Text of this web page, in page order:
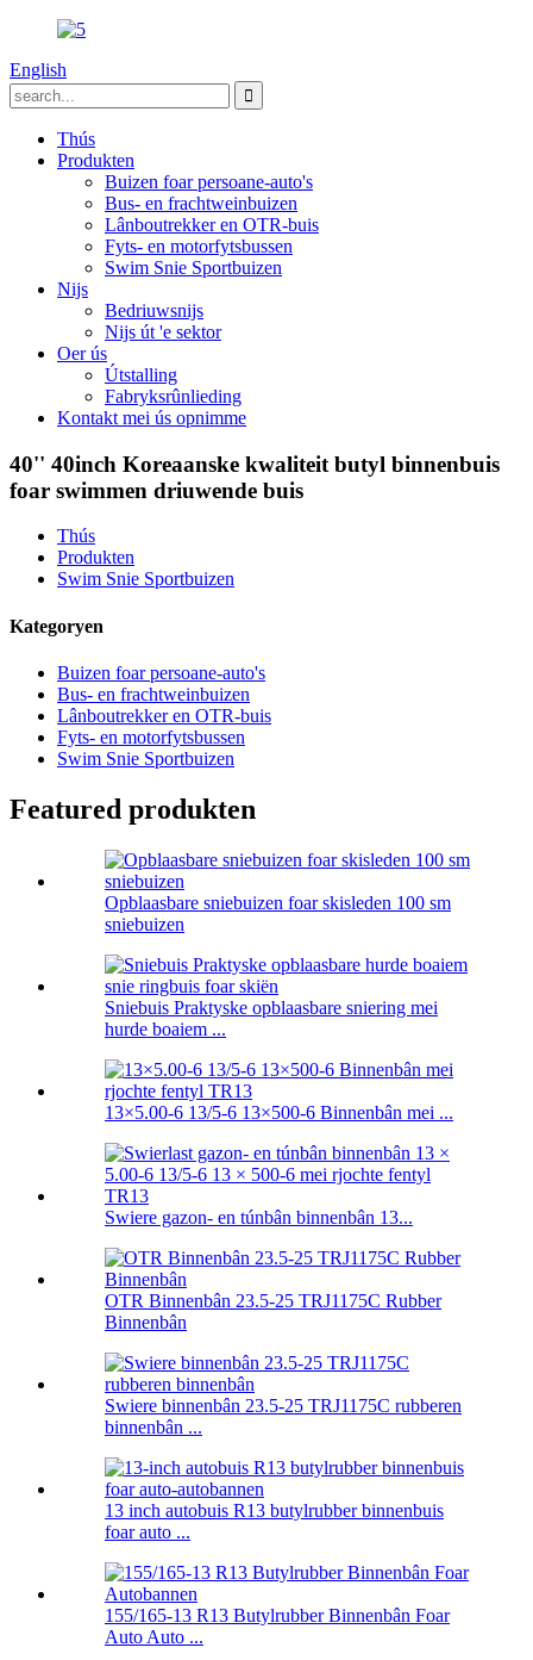
English
Thús
Produkten
Buizen foar persoane-auto's
Bus- en frachtweinbuizen
Lânboutrekker en OTR-buis
Fyts- en motorfytsbussen
Swim Snie Sportbuizen
Nijs
Bedriuwsnijs
Nijs út 'e sektor
Oer ús
Útstalling
Fabryksrûnlieding
Kontakt mei ús opnimme
40'' 40inch Koreaanske kwaliteit butyl binnenbuis
foar swimmen driuwende buis
Thús
Produkten
Swim Snie Sportbuizen
Kategoryen
Buizen foar persoane-auto's
Bus- en frachtweinbuizen
Lânboutrekker en OTR-buis
Fyts- en motorfytsbussen
Swim Snie Sportbuizen
Featured produkten
Opblaasbare sniebuizen foar skisleden 100 sm
sniebuizen
Sniebuis Praktyske opblaasbare sniering mei
hurde boaiem ...
13×5.00-6 13/5-6 13×500-6 Binnenbân mei ...
Swiere gazon- en túnbân binnenbân 13...
OTR Binnenbân 23.5-25 TRJ1175C Rubber
Binnenbân
Swiere binnenbân 23.5-25 TRJ1175C rubberen
binnenbân ...
13 inch autobuis R13 butylrubber binnenbuis
foar auto ...
155/165-13 R13 Butylrubber Binnenbân Foar
Auto Auto ...